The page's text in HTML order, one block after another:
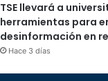
TSE llevará a
herramientas para
desinformación en
Hace 3 días